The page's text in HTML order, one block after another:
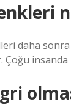
daha
Çoğu